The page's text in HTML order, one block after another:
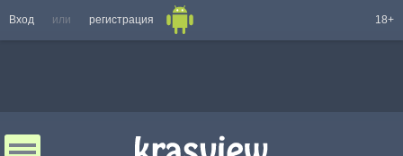
Вход или регистрация 18+